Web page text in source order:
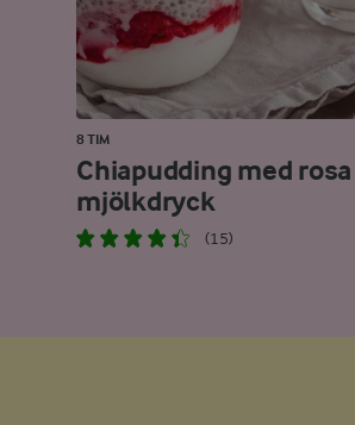
8 TIM
Chiapudding med rosa
mjölkdryck
(15)